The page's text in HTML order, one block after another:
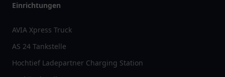
Einrichtungen
AVIA Xpress Truck
AS 24 Tankstelle
Hochtief Ladepartner Charging Station